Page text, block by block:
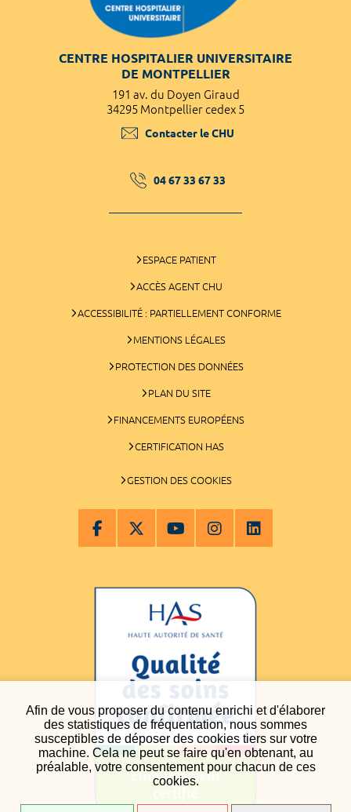
Afin de vous proposer du contenu enrichi et d'élaborer
des statistiques de fréquentation, nous sommes
susceptibles de déposer des cookies tiers sur votre
machine. Cela ne peut se faire qu'en obtenant, au
préalable, votre consentement pour chacun de ces
cookies.
CENTRE HOSPITALIER UNIVERSITAIRE
DE MONTPELLIER
191 av. du Doyen Giraud
34295 Montpellier cedex 5
Contacter le CHU
04 67 33 67 33
ESPACE PATIENT
ACCÈS AGENT CHU
ACCESSIBILITÉ : PARTIELLEMENT CONFORME
MENTIONS LÉGALES
PROTECTION DES DONNÉES
PLAN DU SITE
FINANCEMENTS EUROPÉENS
CERTIFICATION HAS
GESTION DES COOKIES